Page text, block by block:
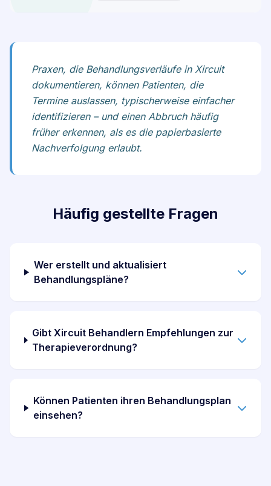
Praxen, die Behandlungsverläufe in Xircuit
dokumentieren, können Patienten, die
Termine auslassen, typischerweise einfacher
identifizieren – und einen Abbruch häufig
früher erkennen, als es die papierbasierte
Nachverfolgung erlaubt.
Häufig gestellte Fragen
Wer erstellt und aktualisiert
Behandlungspläne?
Gibt Xircuit Behandlern Empfehlungen zur
Therapieverordnung?
Können Patienten ihren Behandlungsplan
einsehen?